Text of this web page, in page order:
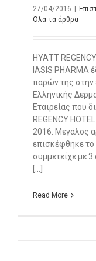
27/04/2016
Όλα τα άρθρα
ΗΥΑΤΤ
ΙΑSIS
παρών της στην
Ελληνικής
Εταιρείας που
REGENCY
2016. Μεγάλος
επισκέφθηκε το
συμμετείχε με
[...]
Read More